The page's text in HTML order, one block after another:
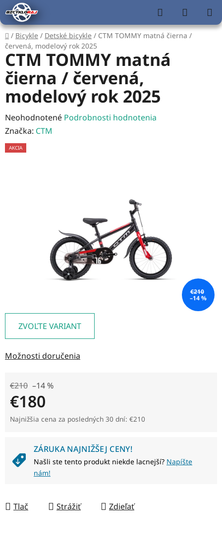
Prejsť
na
obsah
Hľadať
KOŠÍK
Domov
/ Bicykle / Detské bicykle / CTM TOMMY matná čierna /
červená, modelový rok 2025
ZVOĽTE VARIANT
Možnosti doručenia
€210 –14 %
€180
Jednotková cena:
Najnižšia cena za posledných 30 dní: €210
ZÁRUKA NAJNIŽŠEJ CENY!
Našli ste tento produkt niekde lacnejší? Napíšte
nám!
Tlač Strážiť Zdieľať
CTM TOMMY matná
čierna / červená,
modelový rok 2025
Priemerné
hodnotenie
produktu
Neohodnotené Podrobnosti hodnotenia
Značka: CTM
AKCIA
€210
–14 %